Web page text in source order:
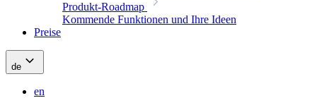
Produkt-Roadmap
Kommende Funktionen und Ihre Ideen
Preise
de
en